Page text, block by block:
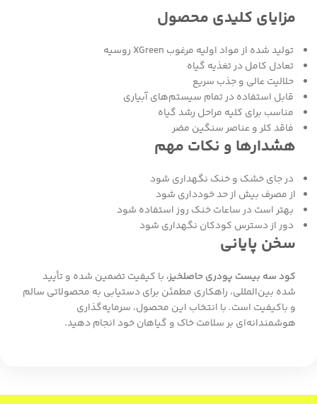
مزایای کلیدی محصول
تولید شده از مواد اولیه مرغوب XGreen روسیه
تعادل کامل در تغذیه گیاه
حلالیت عالی و جذب سریع
قابل استفاده در تمام سیستم‌های آبیاری
مناسب برای کلیه مراحل رشد گیاه
فاقد کلر و عناصر سنگین مضر
هشدارها و نکات مهم
در جای خشک و خنک نگهداری شود
از مصرف بیش از حد خودداری شود
بهتر است در ساعات خنک روز استفاده شود
دور از دسترس کودکان نگهداری شود
سخن پایانی
کود سه بیست پودری حاصلخیز، با کیفیت تضمین شده و تأیید
شده بین‌المللی، راهکاری مطمئن برای دستیابی به محصولاتی سالم
و باکیفیت است. با انتخاب این محصول، سرمایه‌گذاری
هوشمندانه‌ای بر سلامت خاک و گیاهان خود انجام دهید.